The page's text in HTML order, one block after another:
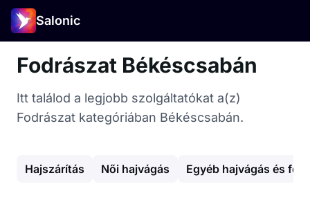
Salonic
Fodrászat Békéscsabán
Itt találod a legjobb szolgáltatókat a(z)
Fodrászat kategóriában Békéscsabán.
Hajszárítás Női hajvágás Egyéb hajvágás és